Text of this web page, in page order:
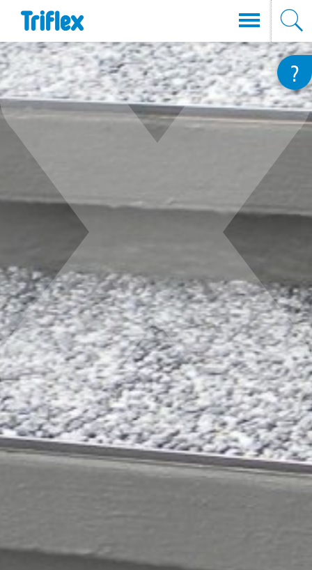
Direkt
zum
Inhalt
?